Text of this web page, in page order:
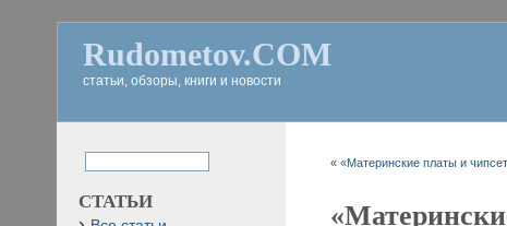
Rudometov.COM
статьи, обзоры, книги и новости
««Материнские платы и
СТАТЬИ